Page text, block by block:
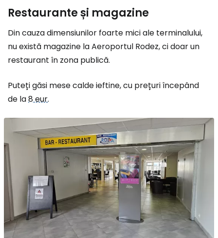
Restaurante și magazine
Din cauza dimensiunilor foarte mici ale terminalului,
nu există magazine la Aeroportul Rodez, ci doar un
restaurant în zona publică.
Puteți găsi mese calde ieftine, cu prețuri începând
de la8 eur.